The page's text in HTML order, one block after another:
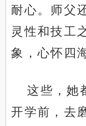
耐心。师父
灵性和技工
象，心怀四
这些，她
开学前，去